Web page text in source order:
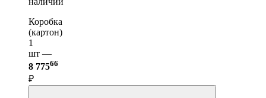
Коробка
(картон)
1
шт —
8 77566
₽